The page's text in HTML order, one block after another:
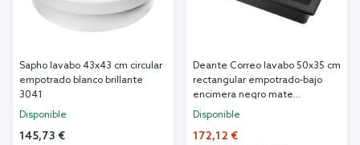
Sapho lavabo 43x43 cm circular
empotrado blanco brillante
3041
Disponible
145,73 €
Deante Correo lavabo 50x35 cm
rectangular empotrado-bajo
encimera negro mate
CQR_NU5U
Disponible
172,12 €